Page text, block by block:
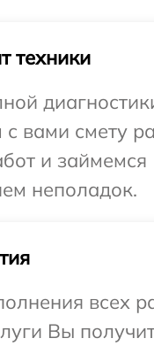
техники
с вами смету
и займемся
неполадок.
всех
Вы